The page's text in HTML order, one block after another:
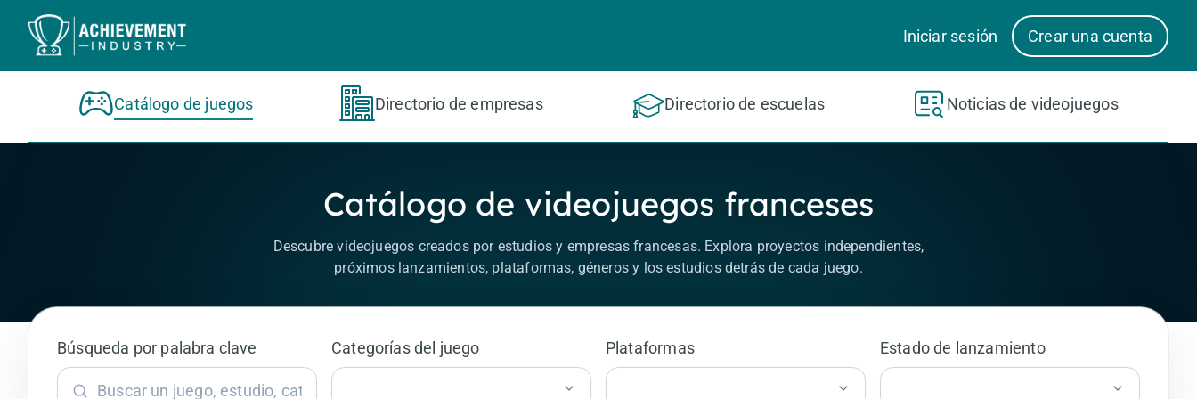
Saltar al contenido principal
Iniciar sesión
Crear una cuenta
Catálogo de juegos Directorio de empresas Directorio de escuelas Noticias de videojuegos
Catálogo de videojuegos franceses
Descubre videojuegos creados por estudios y empresas francesas. Explora proyectos independientes,
próximos lanzamientos, plataformas, géneros y los estudios detrás de cada juego.
Búsqueda por palabra clave Categorías del juego Plataformas Estado de lanzamiento